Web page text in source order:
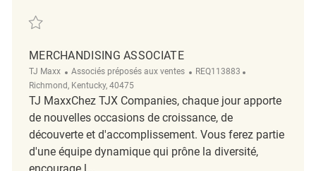
Sauvegarder Merchandising Associate REQ141084
MERCHANDISING ASSOCIATE
TJ Maxx Catégorie
Associés préposés aux ventes ReqId
REQ113883
Richmond, Kentucky, 40475
TJ MaxxChez TJX Companies, chaque jour apporte
de nouvelles occasions de croissance, de
découverte et d'accomplissement. Vous ferez partie
d'une équipe dynamique qui prône la diversité,
encourage l...